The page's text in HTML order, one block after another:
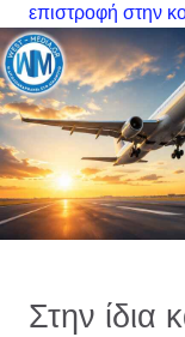
επιστροφή στην
Στην ίδια